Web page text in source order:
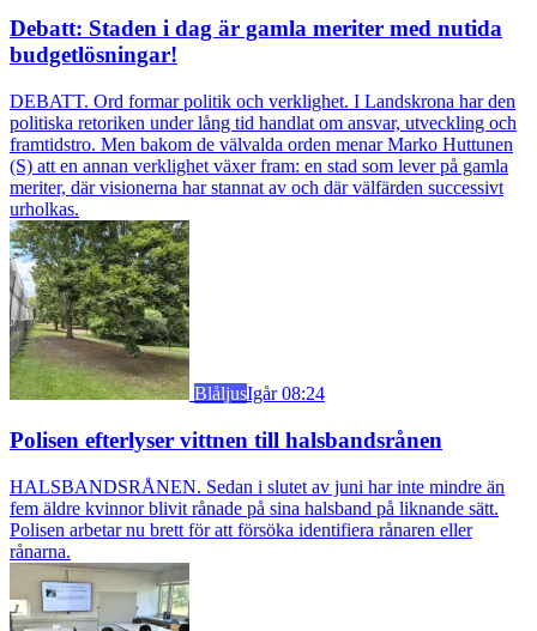
Debatt: Staden i dag är gamla meriter med nutida
budgetlösningar!
DEBATT. Ord formar politik och verklighet. I Landskrona har den
politiska retoriken under lång tid handlat om ansvar, utveckling och
framtidstro. Men bakom de välvalda orden menar Marko Huttunen
(S) att en annan verklighet växer fram: en stad som lever på gamla
meriter, där visionerna har stannat av och där välfärden successivt
urholkas.
BlåljusIgår 08:24
Polisen efterlyser vittnen till halsbandsrånen
HALSBANDSRÅNEN. Sedan i slutet av juni har inte mindre än
fem äldre kvinnor blivit rånade på sina halsband på liknande sätt.
Polisen arbetar nu brett för att försöka identifiera rånaren eller
rånarna.